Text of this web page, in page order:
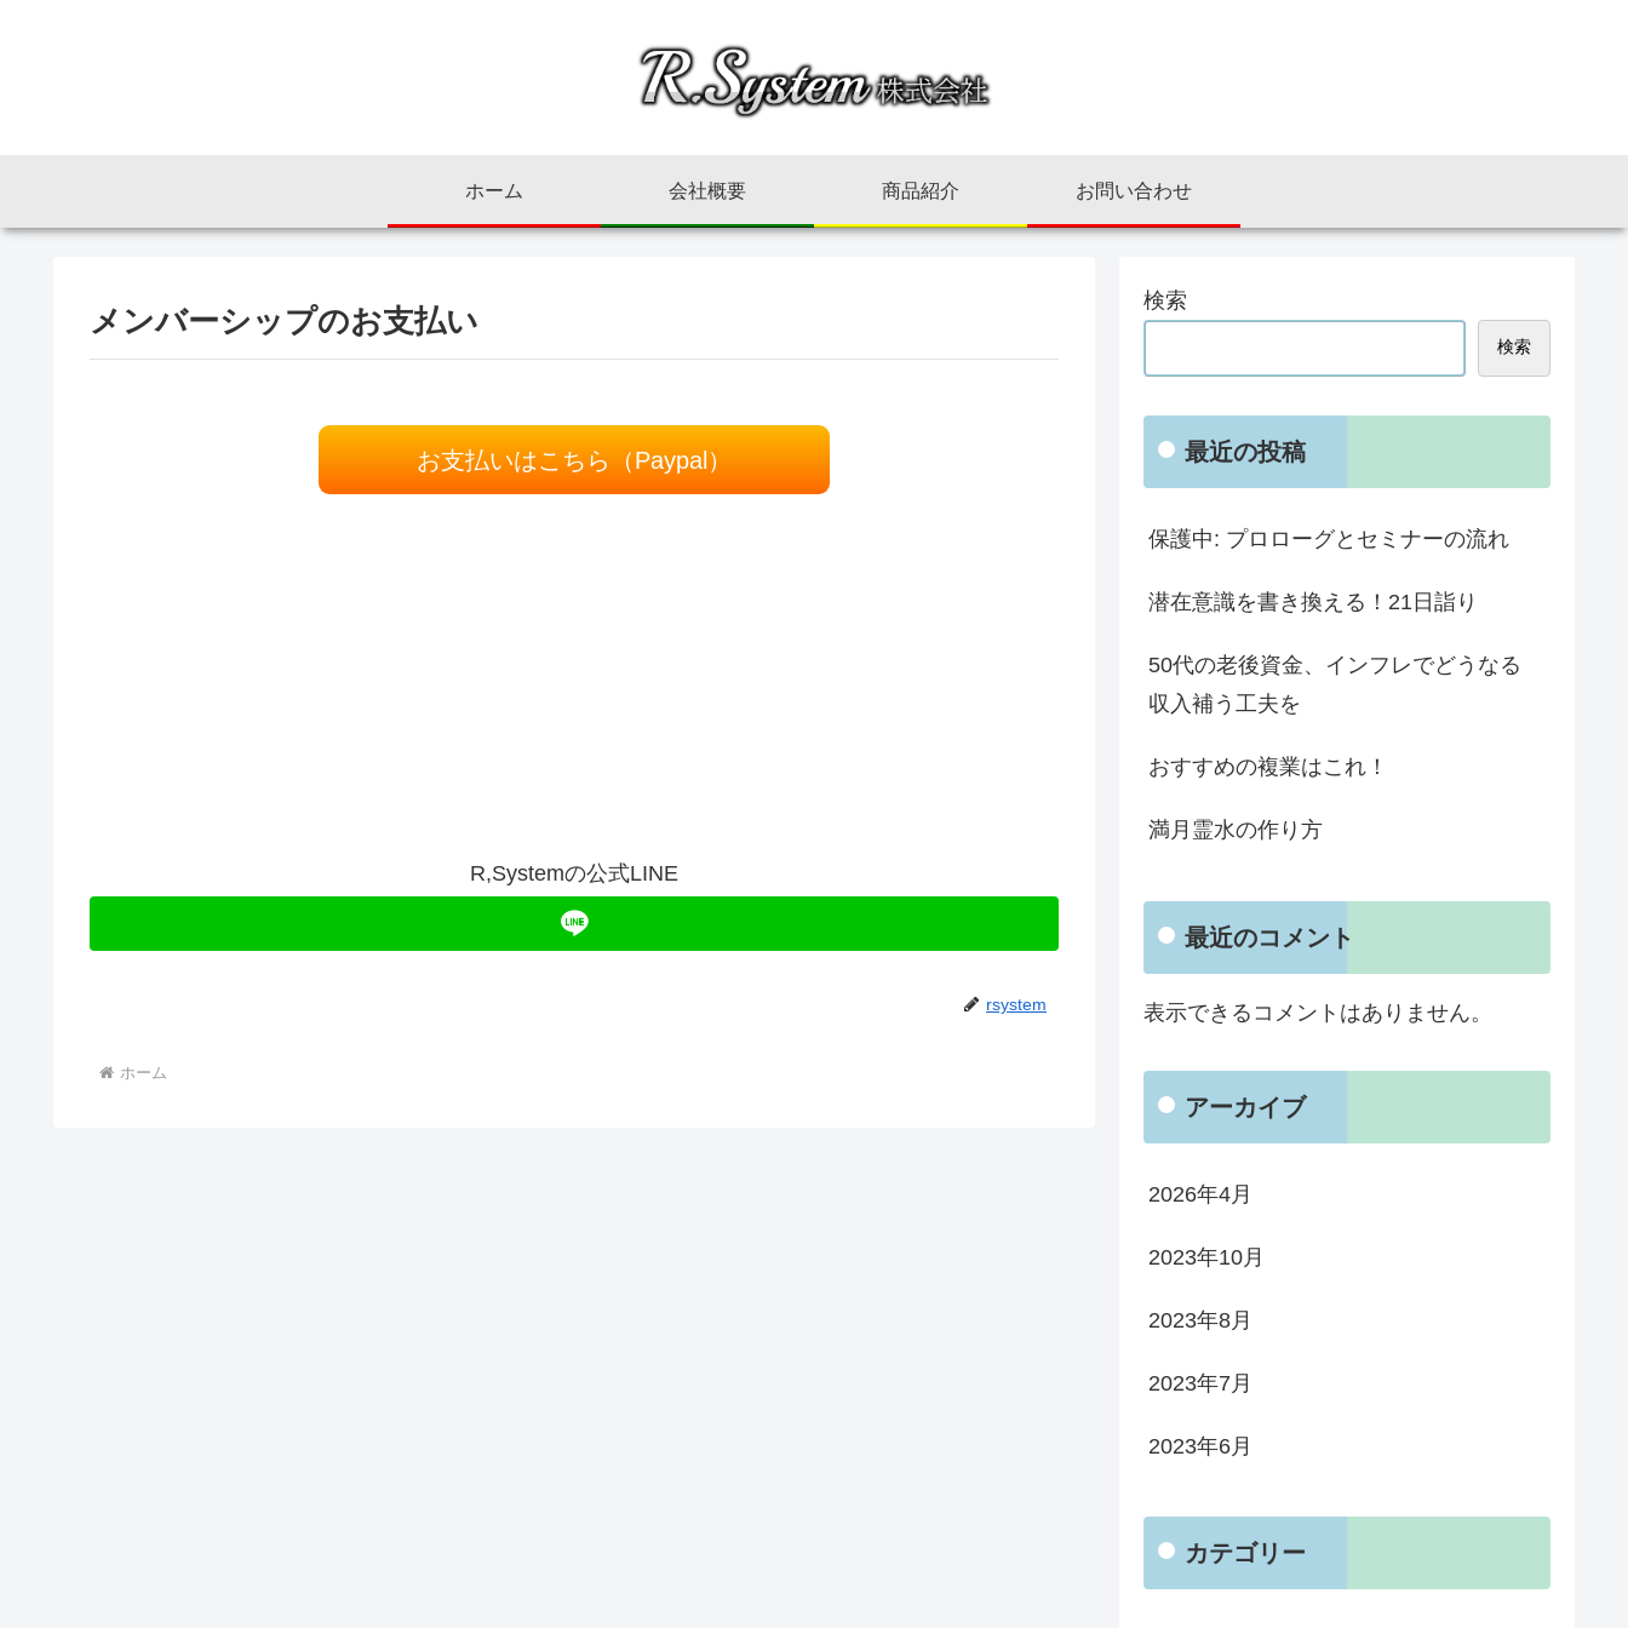
ホーム 会社概要 商品紹介 お問い合わせ
メンバーシップのお支払い
お支払いはこちら（Paypal）
R,Systemの公式LINE
rsystem
ホーム
検索
検索
最近の投稿
保護中: プロローグとセミナーの流れ
潜在意識を書き換える！21日詣り
50代の老後資金、インフレでどうなる
収入補う工夫を
おすすめの複業はこれ！
満月霊水の作り方
最近のコメント
表示できるコメントはありません。
アーカイブ
2026年4月
2023年10月
2023年8月
2023年7月
2023年6月
カテゴリー